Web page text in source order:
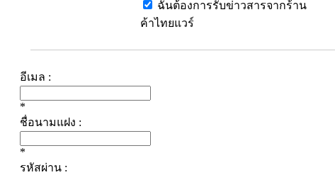
ฉันต้องการรับข่าวสารจากร้าน
ค้าไทยแวร์
อีเมล :
*
ชื่อนามแฝง :
*
รหัสผ่าน :